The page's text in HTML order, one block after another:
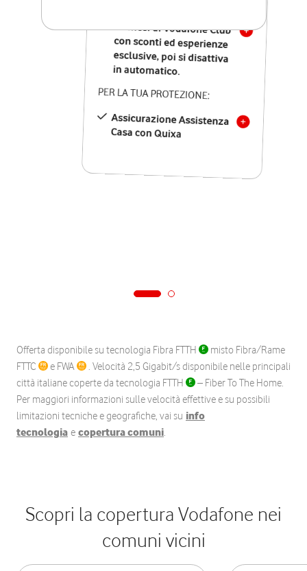
12 mesi di Vodafone Club
con sconti ed esperienze
esclusive, poi si disattiva
in automatico.
PER LA TUA PROTEZIONE:
Assicurazione Assistenza
Casa con Quixa
Offerta disponibile su tecnologia Fibra FTTH
misto Fibra/Rame
FTTC
e FWA
. Velocità 2,5 Gigabit/s disponibile nelle principali
città italiane coperte da tecnologia FTTH
– Fiber To The Home.
Per maggiori informazioni sulle velocità effettive e su possibili
limitazioni tecniche e geografiche, vai su info
tecnologia e copertura comuni.
Scopri la copertura Vodafone nei
comuni vicini